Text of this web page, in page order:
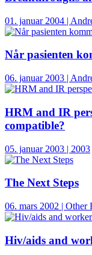
01. januar 2004 |
Når pasienten
06. januar 2003 |
HRM and IR
compatible?
05. januar 2003 | 2003
The Next Steps
06. mars 2002 | Other
Hiv/aids and